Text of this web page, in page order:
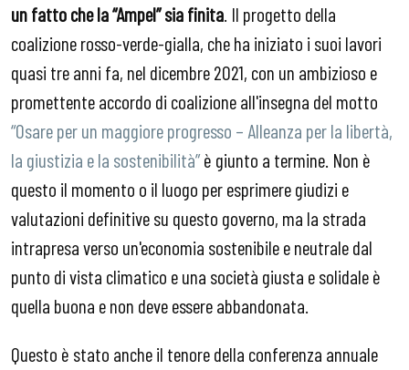
unfatto che la “Ampel” sia finita . Il progetto della
coalizione rosso-verde-gialla, che ha iniziato i suoi lavori
quasi tre anni fa, nel dicembre 2021, con un ambizioso e
promettente accordo di coalizione all'insegna del motto
“Osare per un maggiore progresso – Alleanza per la libertà,
la giustizia e la sostenibilità”è giunto a termine. Non è
questo il momento o il luogo per esprimere giudizi e
valutazioni definitive su questo governo, ma la strada
intrapresa verso un'economia sostenibile e neutrale dal
punto di vista climatico e una società giusta e solidale è
quella buona e non deve essere abbandonata.
Questo è stato anche il tenore della conferenza annuale